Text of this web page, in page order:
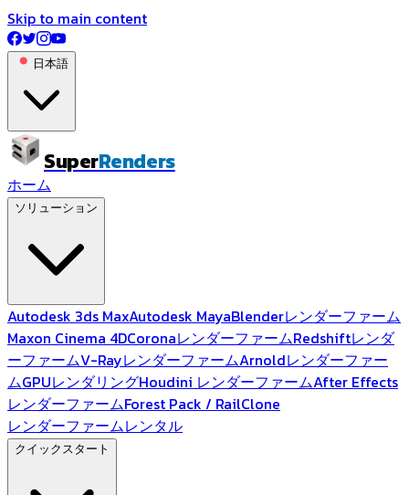
Skip to main content
日本語
SuperRenders
ホーム
ソリューション
Autodesk 3ds MaxAutodesk MayaBlenderレンダーファーム
Maxon Cinema 4DCoronaレンダーファームRedshiftレンダ
ーファームV-RayレンダーファームArnoldレンダーファー
ムGPUレンダリングHoudini レンダーファームAfter Effects
レンダーファームForest Pack / RailClone
レンダーファームレンタル
クイックスタート